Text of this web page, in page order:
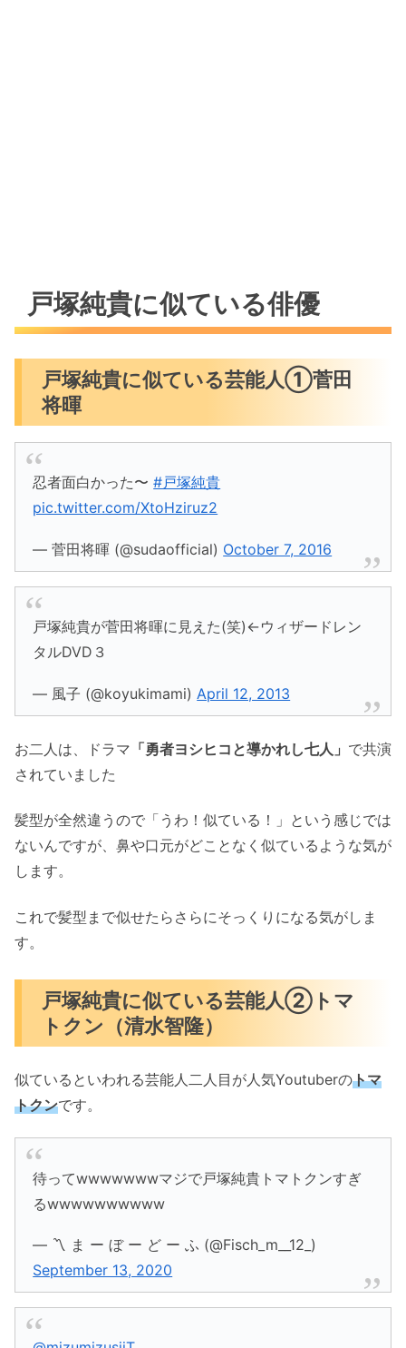
戸塚純貴に似ている俳優
戸塚純貴に似ている芸能人①菅田
将暉
忍者面白かった〜#戸塚純貴
pic.twitter.com/XtoHziruz2
— 菅田将暉 (@sudaofficial) October 7, 2016
戸塚純貴が菅田将暉に見えた(笑)←ウィザードレン
タルDVD３
— 風子 (@koyukimami) April 12, 2013
お二人は、ドラマ 「勇者ヨシヒコと導かれし七人」 で共演
されていました
髪型が全然違うので「うわ！似ている！」という感じでは
ないんですが、鼻や口元がどことなく似ているような気が
します。
これで髪型まで似せたらさらにそっくりになる気がしま
す。
戸塚純貴に似ている芸能人②トマ
トクン（清水智隆）
似ているといわれる芸能人二人目が人気Youtuberのトマ
トクンです。
待ってwwwwwwwマジで戸塚純貴トマトクンすぎ
るwwwwwwwwww
— 〽️ ま ー ぼ ー ど ー ふ (@Fisch_m__12_)
September 13, 2020